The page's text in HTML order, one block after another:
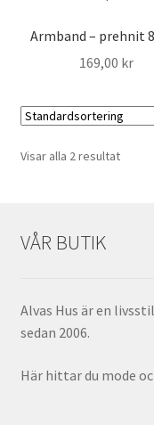
Armband – prehnit
169,00 kr
Visar alla 2 resultat
VÅR BUTIK
Alvas Hus är en
sedan 2006.
Här hittar du mode